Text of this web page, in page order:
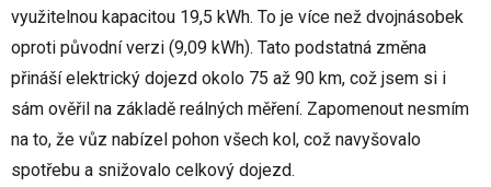
využitelnou kapacitou 19,5 kWh. To je více než dvojnásobek
oproti původní verzi (9,09 kWh). Tato podstatná změna
přináší elektrický dojezd okolo 75 až 90 km, což jsem si i
sám ověřil na základě reálných měření. Zapomenout nesmím
na to, že vůz nabízel pohon všech kol, což navyšovalo
spotřebu a snižovalo celkový dojezd.